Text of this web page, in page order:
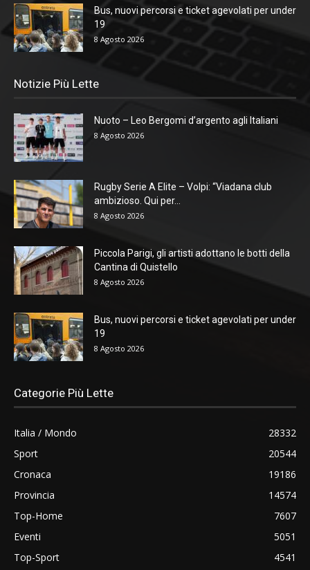
Bus, nuovi percorsi e ticket agevolati per under
19
8 Agosto 2026
Notizie Più Lette
Nuoto – Leo Bergomi d’argento agli Italiani
8 Agosto 2026
Rugby Serie A Elite – Volpi: “Viadana club
ambizioso. Qui per...
8 Agosto 2026
Piccola Parigi, gli artisti adottano le botti della
Cantina di Quistello
8 Agosto 2026
Bus, nuovi percorsi e ticket agevolati per under
19
8 Agosto 2026
Categorie Più Lette
Italia / Mondo
28332
Sport
20544
Cronaca
19186
Provincia
14574
Top-Home
7607
Eventi
5051
Top-Sport
4541